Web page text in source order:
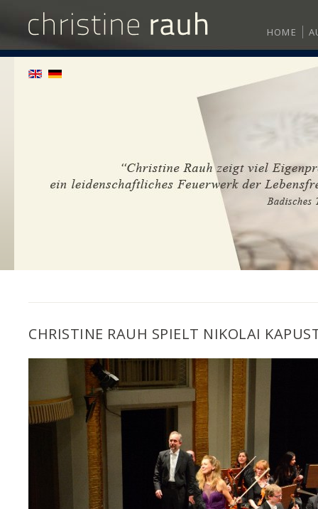
HOME
CHRISTINE RAUH SPIELT NIKOLAI